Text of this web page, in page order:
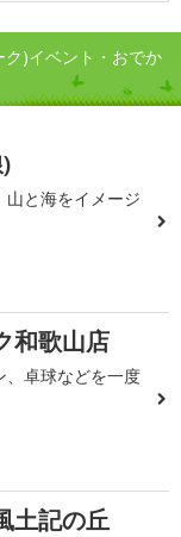
ク)イベント・おでか
山と海をイメージ
和歌山店
、卓球などを一度
土記の丘